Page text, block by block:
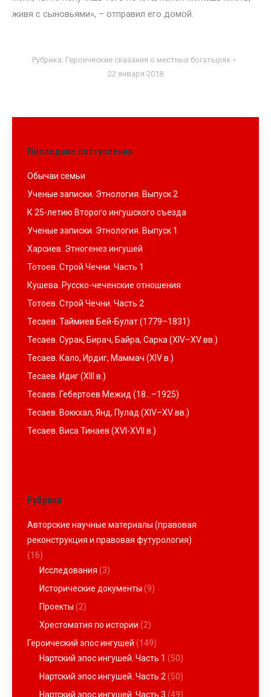
живя с сыновьями», – отправил его домой.
Рубрика: Героические сказания о местных богатырях
22 января 2018
Последние поступления
Обычаи семьи
Ученые записки. Этнология. Выпуск 2
К 25-летию Второго ингушского съезда
Ученые записки. Этнология. Выпуск 1
Харсиев. Этногенез ингушей
Тотоев. Строй Чечни. Часть 1
Кушева. Русско-чеченские отношения
Тотоев. Строй Чечни. Часть 2
Тесаев. Таймиев Бей-Булат (1779–1831)
Тесаев. Сурак, Бирач, Байра, Сарка (XIV–XV вв.)
Тесаев. Кало, Ирдиг, Маммач (XIV в.)
Тесаев. Идиг (XIII в.)
Тесаев. Гебертоев Межид (18…–1925)
Тесаев. Воккхал, Янд, Пулад (XIV–XV вв.)
Тесаев. Виса Тинаев (XVI-XVII в.)
Рубрики
Авторские научные материалы (правовая
реконструкция и правовая футурология)
(16)
Исследования (3)
Исторические документы (9)
Проекты (2)
Хрестоматия по истории (2)
Героический эпос ингушей (149)
Нартский эпос ингушей. Часть 1 (50)
Нартский эпос ингушей. Часть 2 (50)
Нартский эпос ингушей. Часть 3 (49)